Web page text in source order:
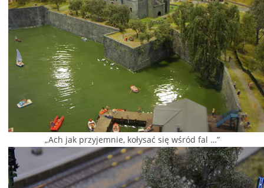
„Ach jak przyjemnie, kołysać się wśród fal …”